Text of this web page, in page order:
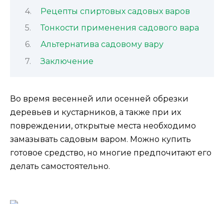
Рецепты спиртовых садовых варов
Тонкости применения садового вара
Альтернатива садовому вару
Заключение
Во время весенней или осенней обрезки
деревьев и кустарников, а также при их
повреждении, открытые места необходимо
замазывать садовым варом. Можно купить
готовое средство, но многие предпочитают его
делать самостоятельно.